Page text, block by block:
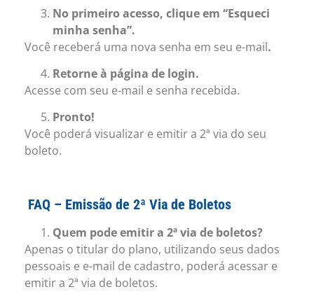
No primeiro acesso, clique em “Esqueci
minha senha”.
Você receberá uma nova senha em seu e-mail.
Retorne à página de login.
Acesse com seu e-mail e senha recebida.
Pronto!
Você poderá visualizar e emitir a 2ª via do seu
boleto.
FAQ – Emissão de 2ª Via de Boletos
Quem pode emitir a 2ª via de boletos?
Apenas o titular do plano, utilizando seus dados
pessoais e e-mail de cadastro, poderá acessar e
emitir a 2ª via de boletos.